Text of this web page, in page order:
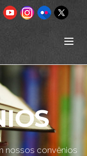
nossos convênios